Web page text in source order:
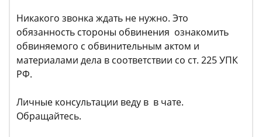
Никакого звонка ждать не нужно. Это
обязанность стороны обвинения ознакомить
обвиняемого с обвинительным актом и
материалами дела в соответствии со ст. 225 УПК
РФ.
Личные консультации веду в в чате.
Обращайтесь.